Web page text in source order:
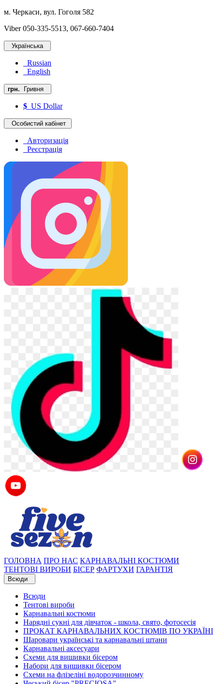
м. Черкаси, вул. Гоголя 582
Viber 050-335-5513, 067-660-7404
Українська
Russian
English
грн. Гривня
$ US Dollar
Особистий кабінет
Авторизація
Реєстрація
ГОЛОВНА ПРО НАС КАРНАВАЛЬНІ КОСТЮМИ
ТЕНТОВІ ВИРОБИ БІСЕР ФАРТУХИ ГАРАНТІЯ
Всюди
Всюди
Тентові вироби
Карнавальні костюми
Нарядні сукні для дівчаток - школа, свято, фотосесія
ПРОКАТ КАРНАВАЛЬНИХ КОСТЮМІВ ПО УКРАЇНІ
Шаровари українські та карнавальні штани
Карнавальні аксесуари
Схеми для вишивки бісером
Набори для вишивки бісером
Схеми на флізеліні водорозчинному